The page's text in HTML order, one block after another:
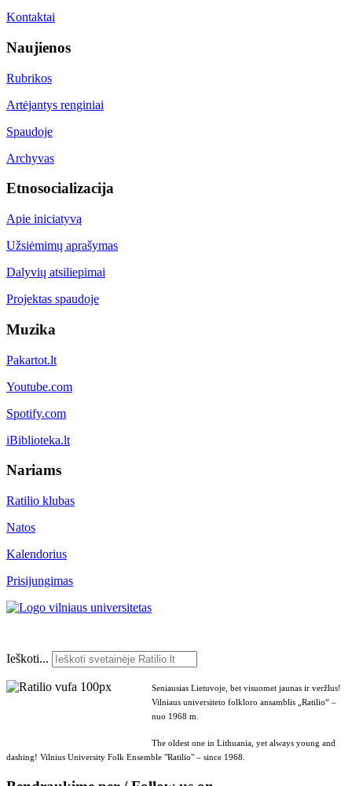
Kontaktai
Naujienos
Rubrikos
Artėjantys renginiai
Spaudoje
Archyvas
Etnosocializacija
Apie iniciatyvą
Užsiėmimų aprašymas
Dalyvių atsiliepimai
Projektas spaudoje
Muzika
Pakartot.lt
Youtube.com
Spotify.com
iBiblioteka.lt
Nariams
Ratilio klubas
Natos
Kalendorius
Prisijungimas
Ieškoti...
Seniausias Lietuvoje, bet visuomet jaunas ir veržlus!
Vilniaus universiteto folkloro ansamblis „Ratilio“ –
nuo 1968 m.
The oldest one in Lithuania, yet always young and
dashing! Vilnius University Folk Ensemble "Ratilio" – since 1968.